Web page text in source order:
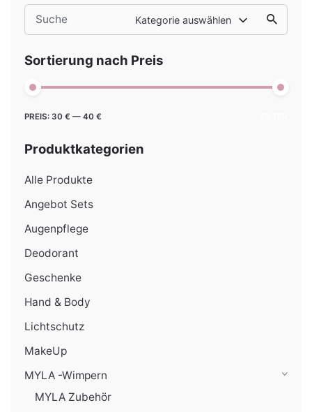
Search
for
Kategorie auswählen
Sortierung nach Preis
Min.
Max.
PREIS: 30 € — 40 €
Produktkategorien
Alle Produkte
Angebot Sets
Augenpflege
Deodorant
Geschenke
Hand & Body
Lichtschutz
MakeUp
MYLA -Wimpern
MYLA Zubehör